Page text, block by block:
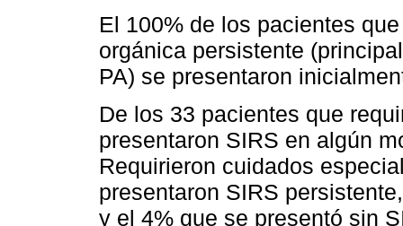
El 100% de los pacientes
orgánica persistente
PA) se presentaron
De los 33 pacientes que
presentaron SIRS en algún
Requirieron cuidados
presentaron SIRS
y el 4% que se presentó sin